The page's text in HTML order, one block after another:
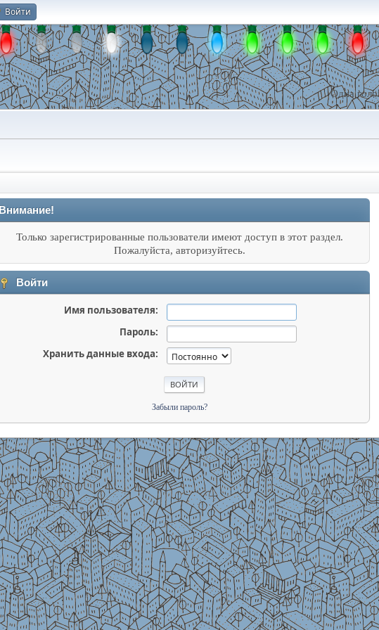
Войти
Одна
Внимание!
Только зарегистрированные пользователи имеют доступ в этот раздел.
Пожалуйста, авторизуйтесь.
Войти
Имя пользователя:
Пароль:
Хранить данные входа:
Забыли пароль?